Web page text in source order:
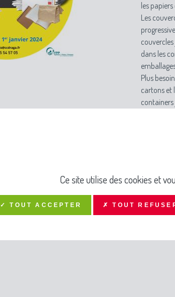
les
Les
dans les
Plus
cartons et
containers
films et
journaux,
Ce site utilise des cookies et
✓ TOUT ACCEPTER ✗ TOUT